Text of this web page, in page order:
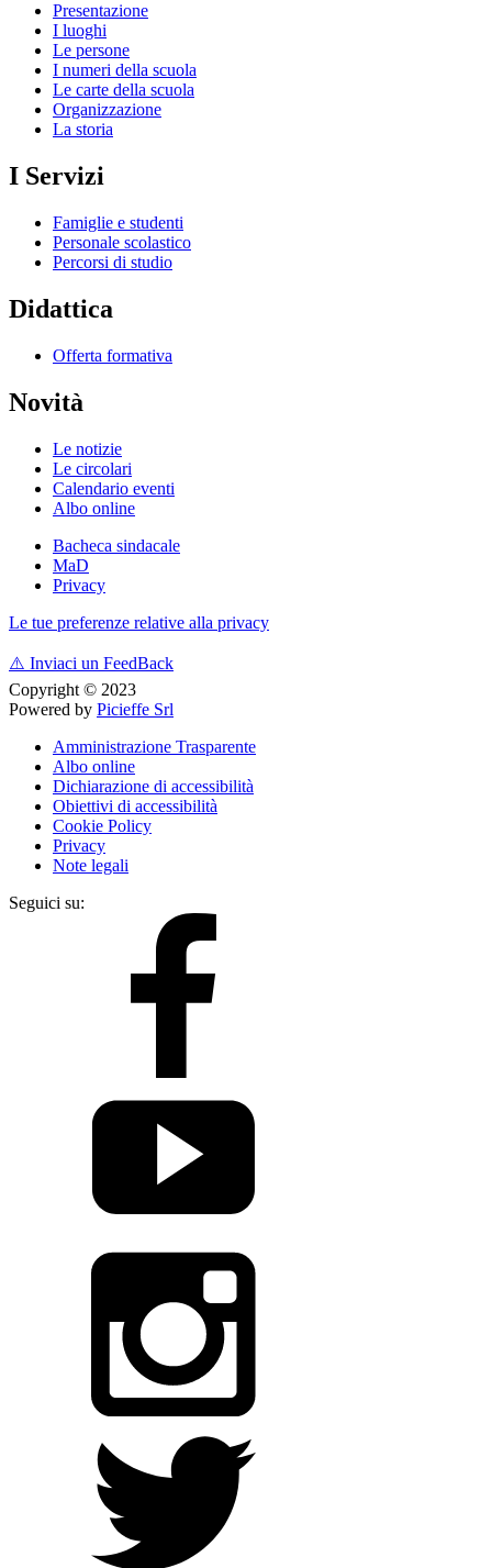
Presentazione
I luoghi
Le persone
I numeri della scuola
Le carte della scuola
Organizzazione
La storia
I Servizi
Famiglie e studenti
Personale scolastico
Percorsi di studio
Didattica
Offerta formativa
Novità
Le notizie
Le circolari
Calendario eventi
Albo online
Bacheca sindacale
MaD
Privacy
Le tue preferenze relative alla privacy
⚠️ Inviaci un FeedBack
Copyright © 2023
Powered by Picieffe Srl
Amministrazione Trasparente
Albo online
Dichiarazione di accessibilità
Obiettivi di accessibilità
Cookie Policy
Privacy
Note legali
Seguici su: